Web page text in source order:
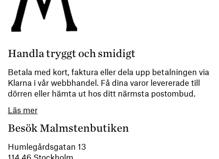
Handla tryggt och smidigt
Betala med kort, faktura eller dela upp betalningen via
Klarna i vår webbhandel. Få dina varor levererade till
dörren eller hämta ut hos ditt närmsta postombud.
Läs mer
Besök Malmstenbutiken
Humlegårdsgatan 13